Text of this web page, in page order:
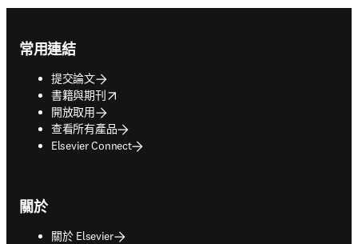
常用連結
提交論文
書籍與期刊
opens in new tab/window
開放取用
查看所有產品
Elsevier Connect
關於
關於 Elsevier